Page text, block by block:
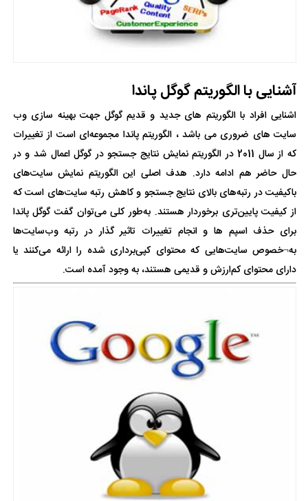
آشنایی با الگوریتم گوگل پاندا
اشنایی افراد با الگوریتم های جدید و قدیم گوگل جهت بهینه سازی وب
سایت های ضروری می باشد ، الگوریتم پاندا مجموعه‌ای است از تغییرات
که از سال 2011 در الگوریتم نمایش نتایج جستجو در گوگل اعمال شد و در
حال حاضر هم ادامه دارد. هدف اصلی این الگوریتم نمایش سایت‌های
باکیفیت در رتبه‌های بالای نتایج جستجو و کاهش رتبه سایت‌های است که
از کیفیت پایین‌تری برخوردار هستند. به‌طور کلی می‌توان گفت گوگل پاندا
برای حذف اسپم ها و انجام تغییرات تاثیر گذار در رتبه وب‌سایت‌ها
به¬خصوص سایت‌هایی که محتوای کپی‌برداری شده را ارائه می‌کنند یا
دارای محتوای کم‌ارزش و قدیمی هستند، به وجود آمده است.